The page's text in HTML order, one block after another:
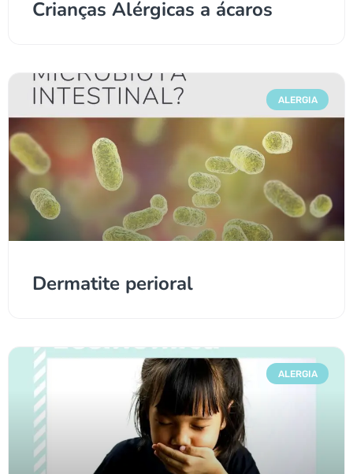
Crianças Alérgicas a ácaros
ALERGIA
Dermatite perioral
ALERGIA